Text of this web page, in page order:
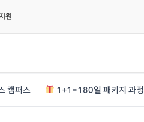
원
캠퍼스 1+1=180일 패키지 과정